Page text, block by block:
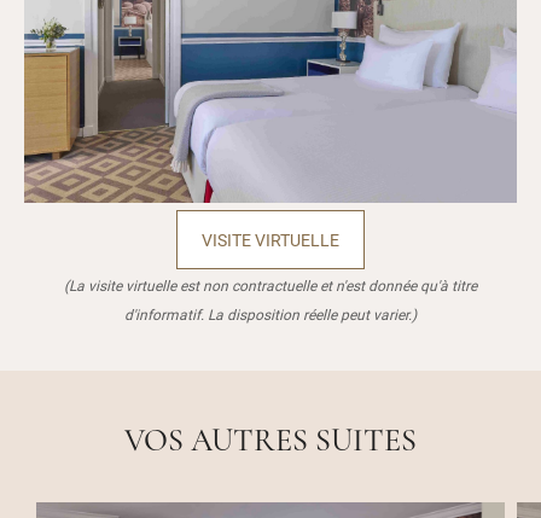
VISITE VIRTUELLE
(La visite virtuelle est non contractuelle et n'est donnée qu'à titre
d'informatif. La disposition réelle peut varier.)
VOS AUTRES SUITES